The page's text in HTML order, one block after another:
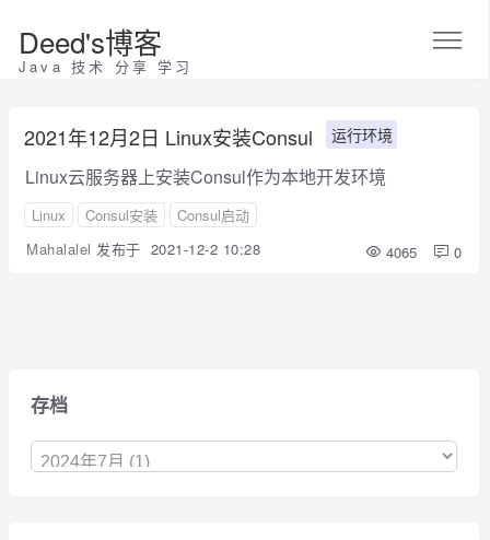
Deed's博客
Java 技术 分享 学习
2021年12月2日 Linux安装Consul 运行环境
Linux云服务器上安装Consul作为本地开发环境
Linux Consul安装
Consul启动
Mahalalel 发布于 2021-12-2 10:28 4065 0
存档